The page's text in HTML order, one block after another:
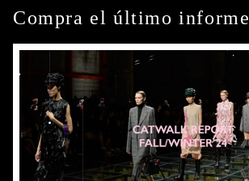
Compra el último informe